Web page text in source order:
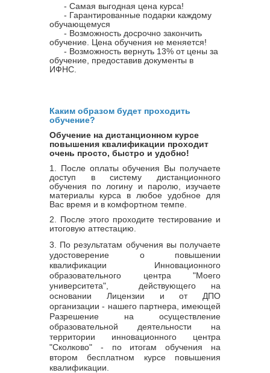
- Самая выгодная цена курса!
- Гарантированные подарки каждому
обучающемуся
- Возможность досрочно закончить
обучение. Цена обучения не меняется!
- Возможность вернуть 13% от цены за
обучение, предоставив документы в
ИФНС.
Каким образом будет проходить
обучение?
Обучение на дистанционном курсе
повышения квалификации проходит
очень просто, быстро и удобно!
1. После оплаты обучения Вы получаете
доступ в систему дистанционного
обучения по логину и паролю, изучаете
материалы курса в любое удобное для
Вас время и в комфортном темпе.
2. После этого проходите тестирование и
итоговую аттестацию.
3. По результатам обучения вы получаете
удостоверение о повышении
квалификации Инновационного
образовательного центра "Моего
университета", действующего на
основании Лицензии и от ДПО
организации - нашего партнера, имеющей
Разрешение на осуществление
образовательной деятельности на
территории инновационного центра
"Сколково" - по итогам обучения на
втором бесплатном курсе повышения
квалификации.